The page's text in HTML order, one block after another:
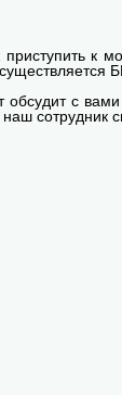
к
с вами
наш